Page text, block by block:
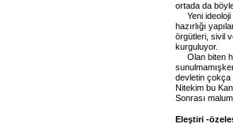
ortada da
Yeni
hazırlığı
örgütleri, sivil
kurguluyor.
Olan biten
devletin çokça
Nitekim bu
Sonrası
Eleştiri -